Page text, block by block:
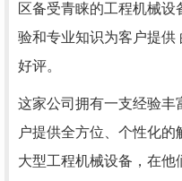
区备受青睐的工程机械
验和专业知识为客户提供
好评。
这家公司拥有一支经验丰
户提供全方位、个性化
大型工程机械设备，在